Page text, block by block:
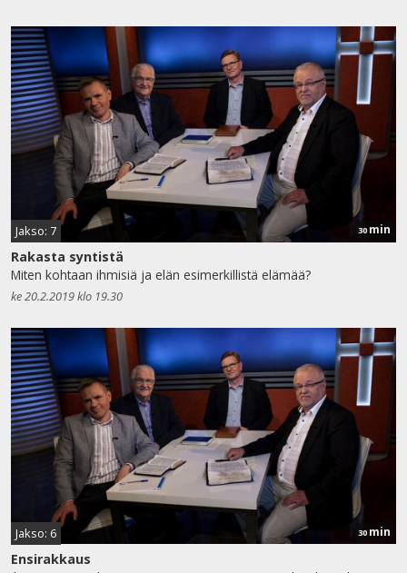
Jakso: 7 30 min
Rakasta syntistä
Miten kohtaan ihmisiä ja elän esimerkillistä elämää?
ke 20.2.2019 klo 19.30
Jakso: 6 30 min
Ensirakkaus